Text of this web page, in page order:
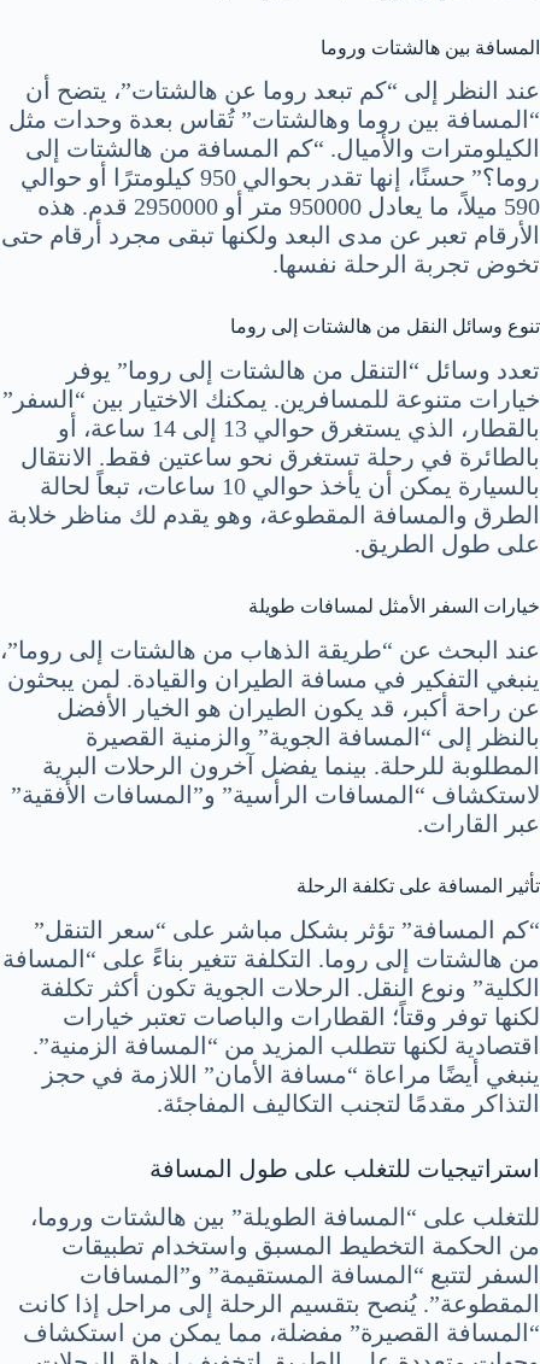
المسافة بين هالشتات وروما
عند النظر إلى “كم تبعد روما عن هالشتات”، يتضح أن
“المسافة بين روما وهالشتات” تُقاس بعدة وحدات مثل
الكيلومترات والأميال. “كم المسافة من هالشتات إلى
روما؟” حسنًا، إنها تقدر بحوالي 950 كيلومترًا أو حوالي
590 ميلاً، ما يعادل 950000 متر أو 2950000 قدم. هذه
الأرقام تعبر عن مدى البعد ولكنها تبقى مجرد أرقام حتى
تخوض تجربة الرحلة نفسها.
تنوع وسائل النقل من هالشتات إلى روما
تعدد وسائل “التنقل من هالشتات إلى روما” يوفر
خيارات متنوعة للمسافرين. يمكنك الاختيار بين “السفر”
بالقطار، الذي يستغرق حوالي 13 إلى 14 ساعة، أو
بالطائرة في رحلة تستغرق نحو ساعتين فقط. الانتقال
بالسيارة يمكن أن يأخذ حوالي 10 ساعات، تبعاً لحالة
الطرق والمسافة المقطوعة، وهو يقدم لك مناظر خلابة
على طول الطريق.
خيارات السفر الأمثل لمسافات طويلة
عند البحث عن “طريقة الذهاب من هالشتات إلى روما”،
ينبغي التفكير في مسافة الطيران والقيادة. لمن يبحثون
عن راحة أكبر، قد يكون الطيران هو الخيار الأفضل
بالنظر إلى “المسافة الجوية” والزمنية القصيرة
المطلوبة للرحلة. بينما يفضل آخرون الرحلات البرية
لاستكشاف “المسافات الرأسية” و”المسافات الأفقية”
عبر القارات.
تأثير المسافة على تكلفة الرحلة
“كم المسافة” تؤثر بشكل مباشر على “سعر التنقل”
من هالشتات إلى روما. التكلفة تتغير بناءً على “المسافة
الكلية” ونوع النقل. الرحلات الجوية تكون أكثر تكلفة
لكنها توفر وقتاً؛ القطارات والباصات تعتبر خيارات
اقتصادية لكنها تتطلب المزيد من “المسافة الزمنية”.
ينبغي أيضًا مراعاة “مسافة الأمان” اللازمة في حجز
التذاكر مقدمًا لتجنب التكاليف المفاجئة.
استراتيجيات للتغلب على طول المسافة
للتغلب على “المسافة الطويلة” بين هالشتات وروما،
من الحكمة التخطيط المسبق واستخدام تطبيقات
السفر لتتبع “المسافة المستقيمة” و”المسافات
المقطوعة”. يُنصح بتقسيم الرحلة إلى مراحل إذا كانت
“المسافة القصيرة” مفضلة، مما يمكن من استكشاف